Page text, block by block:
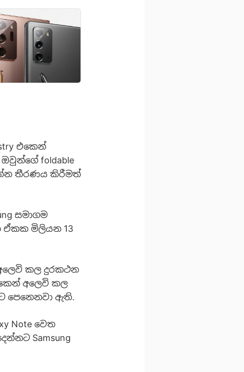
එකෙන්
foldable
තීරණය කිරීමත්
සමාගම
ඒකක මිලියන 13
කල දුරකථන
අලෙවි කල
පෙනෙනවා ඇති.
Note වෙත
Samsung